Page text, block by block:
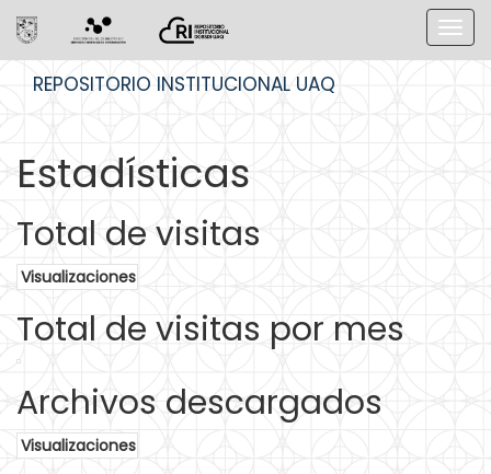
REPOSITORIO INSTITUCIONAL UAQ
Estadísticas
Total de visitas
Visualizaciones
Total de visitas por mes
Archivos descargados
Visualizaciones